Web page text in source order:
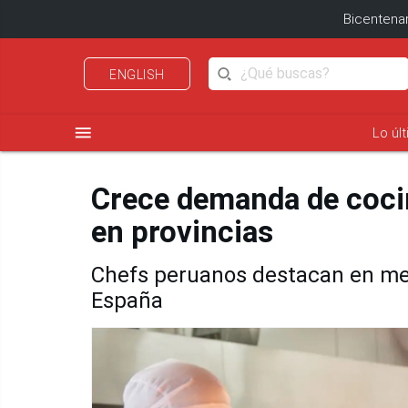
ENGLISH
menu Lo
Crece demanda de
en provincias
Chefs peruanos destacan en
España